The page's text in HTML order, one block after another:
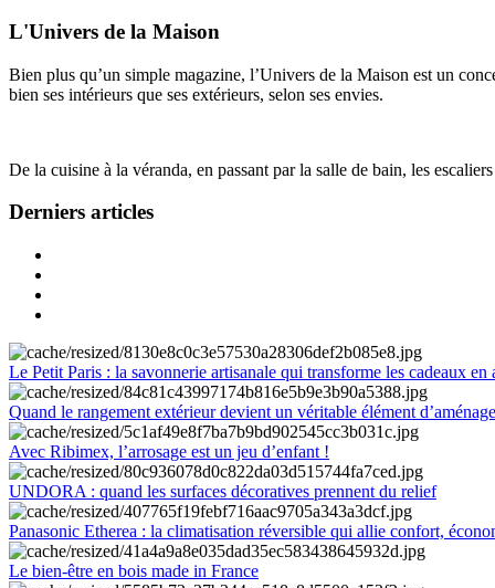
L'Univers de la Maison
Bien plus qu’un simple magazine, l’Univers de la Maison est un
bien ses intérieurs que ses extérieurs, selon ses envies.
De la cuisine à la véranda, en passant par la salle de bain, les
Derniers articles
Le Petit Paris : la savonnerie artisanale qui transforme les cadeaux en
Quand le rangement extérieur devient un véritable élément
Avec Ribimex, l’arrosage est un jeu d’enfant !
UNDORA : quand les surfaces décoratives prennent du relief
Panasonic Etherea : la climatisation réversible qui allie confort,
Le bien-être en bois made in France